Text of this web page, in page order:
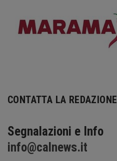
CONTATTA LA REDAZIONE
Segnalazioni e Info
info@calnews.it